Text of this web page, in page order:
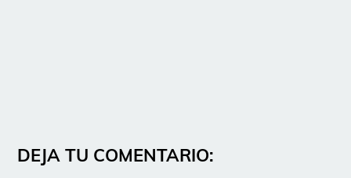
DEJA TU COMENTARIO: